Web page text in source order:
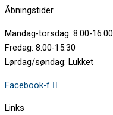
Åbningstider
Mandag-torsdag: 8.00-16.00
Fredag: 8.00-15.30
Lørdag/søndag: Lukket
Facebook-f
Links